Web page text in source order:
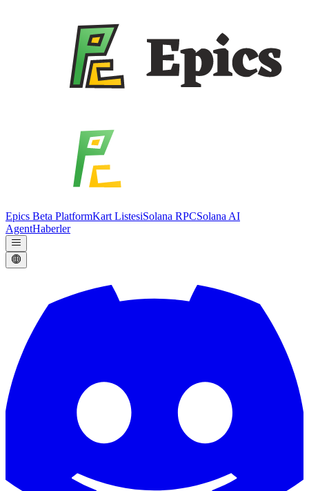
Epics Beta PlatformKart ListesiSolana RPCSolana AI
AgentHaberler